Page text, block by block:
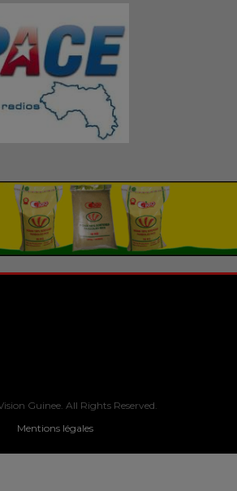
Guinee. All Rights Reserved.
Mentions légales